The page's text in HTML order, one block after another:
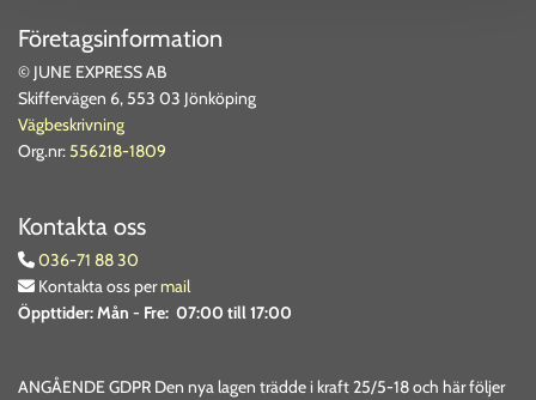
Företagsinformation
© JUNE EXPRESS AB
Skiffervägen 6, 553 03 Jönköping
Vägbeskrivning
Org.nr: 556218-1809
Kontakta oss
 036-71 88 30
 Kontakta oss permail
Öppttider:Mån - Fre: 07:00 till 17:00
ANGÅENDE GDPR Den nya lagen trädde i kraft 25/5-18 och här följer